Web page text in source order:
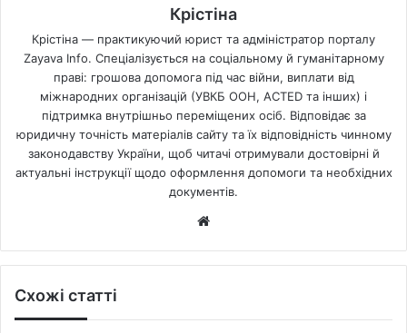
Крістіна
Крістіна — практикуючий юрист та адміністратор порталу
Zayava Info. Спеціалізується на соціальному й гуманітарному
праві: грошова допомога під час війни, виплати від
міжнародних організацій (УВКБ ООН, ACTED та інших) і
підтримка внутрішньо переміщених осіб. Відповідає за
юридичну точність матеріалів сайту та їх відповідність чинному
законодавству України, щоб читачі отримували достовірні й
актуальні інструкції щодо оформлення допомоги та необхідних
документів.
Схожі статті